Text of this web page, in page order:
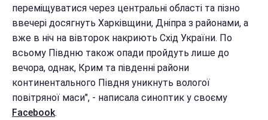
переміщуватися через центральні області та пізно
ввечері досягнуть Харківщини, Дніпра з районами, а
вже в ніч на вівторок накриють Схід України. По
всьому Півдню також опади пройдуть лише до
вечора, однак, Крим та південні райони
континентального Півдня уникнуть вологої
повітряної маси", - написала синоптик у своєму
Facebook.